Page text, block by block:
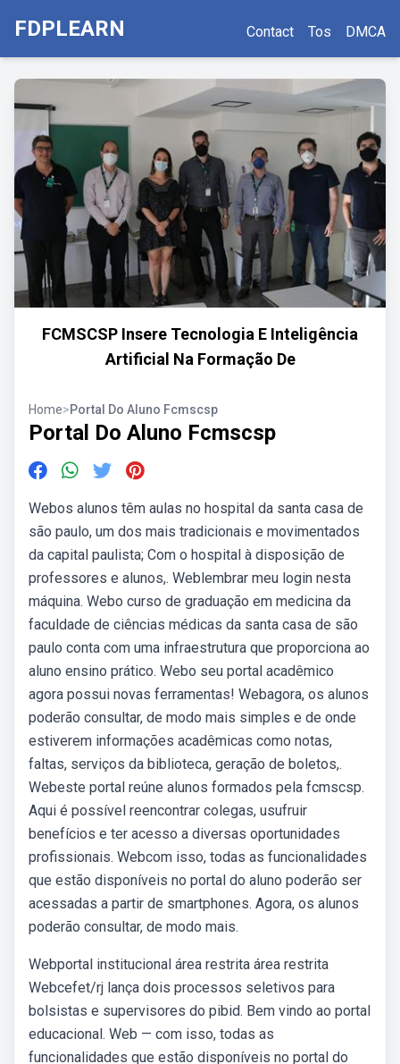
FDPLEARN Contact Tos DMCA
FCMSCSP Insere Tecnologia E Inteligência
Artificial Na Formação De
Home>Portal Do Aluno Fcmscsp
Portal Do Aluno Fcmscsp
Webos alunos têm aulas no hospital da santa casa de
são paulo, um dos mais tradicionais e movimentados
da capital paulista; Com o hospital à disposição de
professores e alunos,. Weblembrar meu login nesta
máquina. Webo curso de graduação em medicina da
faculdade de ciências médicas da santa casa de são
paulo conta com uma infraestrutura que proporciona ao
aluno ensino prático. Webo seu portal acadêmico
agora possui novas ferramentas! Webagora, os alunos
poderão consultar, de modo mais simples e de onde
estiverem informações acadêmicas como notas,
faltas, serviços da biblioteca, geração de boletos,.
Webeste portal reúne alunos formados pela fcmscsp.
Aqui é possível reencontrar colegas, usufruir
benefícios e ter acesso a diversas oportunidades
profissionais. Webcom isso, todas as funcionalidades
que estão disponíveis no portal do aluno poderão ser
acessadas a partir de smartphones. Agora, os alunos
poderão consultar, de modo mais.
Webportal institucional área restrita área restrita
Webcefet/rj lança dois processos seletivos para
bolsistas e supervisores do pibid. Bem vindo ao portal
educacional. Web — com isso, todas as
funcionalidades que estão disponíveis no portal do